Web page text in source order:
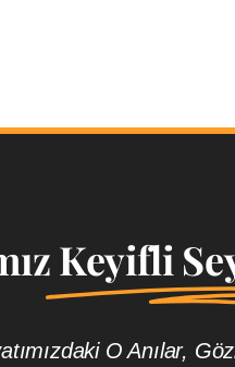
Keyifli
O Anılar,